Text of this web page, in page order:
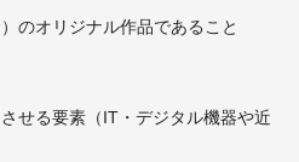
のオリジナル作品であること
せる要素（IT・デジタル機器や近